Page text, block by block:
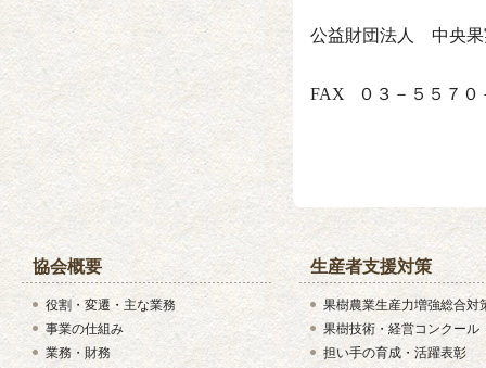
公益財団法人 中
FAX ０３－５５７
協会概要
役割・変遷・主な業務
事業の仕組み
業務・財務
生産者支援対策
果樹農業生産力増強総合対
果樹技術・経営コンクール
担い手の育成・活躍表彰